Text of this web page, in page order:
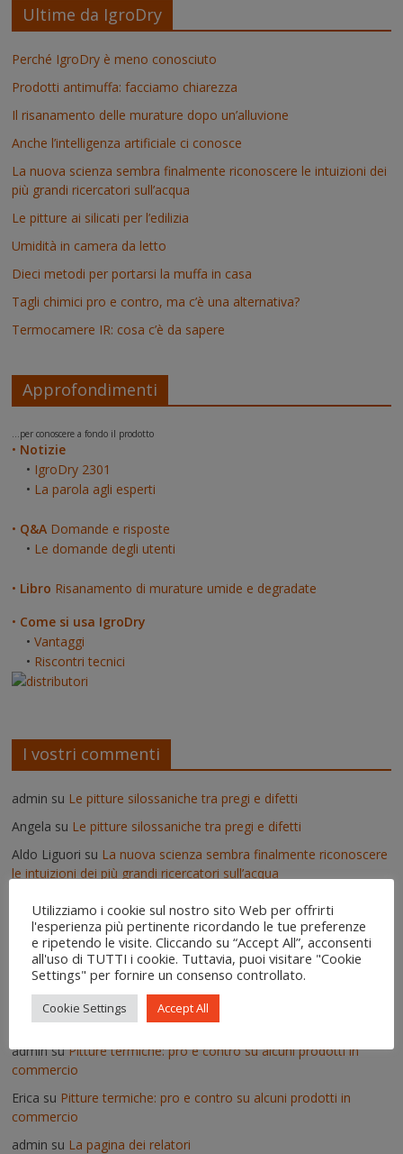
Ultime da IgroDry
Perché IgroDry è meno conosciuto
Prodotti antimuffa: facciamo chiarezza
Il risanamento delle murature dopo un’alluvione
Anche l’intelligenza artificiale ci conosce
La nuova scienza sembra finalmente riconoscere le intuizioni dei
più grandi ricercatori sull’acqua
Le pitture ai silicati per l’edilizia
Umidità in camera da letto
Dieci metodi per portarsi la muffa in casa
Tagli chimici pro e contro, ma c’è una alternativa?
Termocamere IR: cosa c’è da sapere
Approfondimenti
...per conoscere a fondo il prodotto
• Notizie
• IgroDry 2301
• La parola agli esperti
• Q&A Domande e risposte
• Le domande degli utenti
• Libro Risanamento di murature umide e degradate
• Come si usa IgroDry
•Vantaggi
• Riscontri tecnici
I vostri commenti
admin su Le pitture silossaniche tra pregi e difetti
Angela su Le pitture silossaniche tra pregi e difetti
Aldo Liguori su La nuova scienza sembra finalmente riconoscere
le intuizioni dei più grandi ricercatori sull’acqua
su
Lavori pseudoscientifici nuovi ed inutili
adminsuDeumidificatori: perché non vanno usati nei muri umidi
VittoriosuDeumidificatori: perché non vanno usati nei muri
umidi
Il risanamento delle murature dopo un'alluvione - IgroDry
Come si usa IgroDry
adminsuPitture termiche: pro e contro su alcuni prodotti in
commercio
Erica su Pitture termiche: pro e contro su alcuni prodotti in
commercio
admin su La pagina dei relatori
Utilizziamo i cookie sul nostro sito Web per offrirti
l'esperienza più pertinente ricordando le tue preferenze
e ripetendo le visite. Cliccando su “Accept All”, acconsenti
all'uso di TUTTI i cookie. Tuttavia, puoi visitare "Cookie
Settings" per fornire un consenso controllato.
Cookie Settings Accept All